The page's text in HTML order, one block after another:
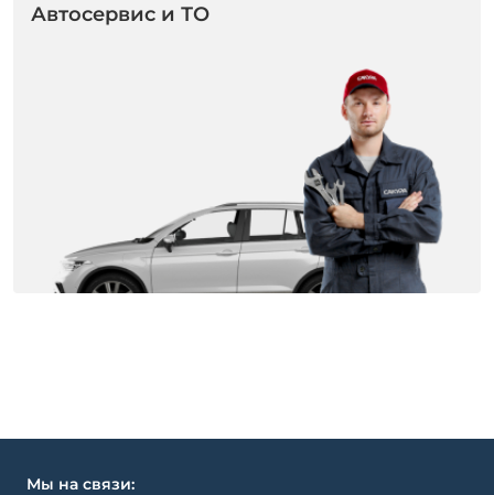
Автосервис и ТО
Мы на связи: